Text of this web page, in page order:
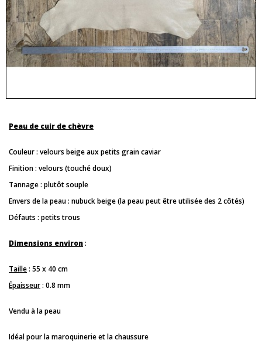
Peau de cuir de chèvre
Couleur : velours beige aux petits grain caviar
Finition : velours (touché doux)
Tannage : plutôt souple
Envers de la peau : nubuck beige (la peau peut être utilisée des 2 côtés)
Défauts : petits trous
Dimensions environ:
Taille: 55 x 40 cm
Épaisseur: 0.8 mm
Vendu à la peau
Idéal pour la maroquinerie et la chaussure